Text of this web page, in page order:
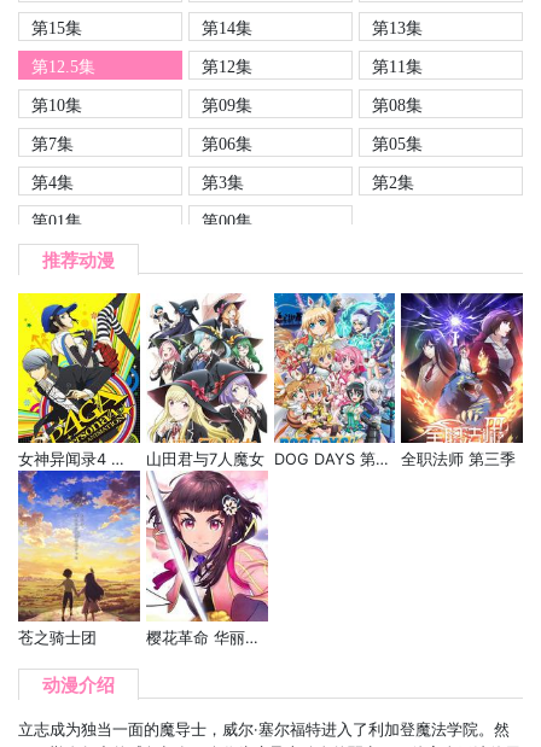
第15集
第14集
第13集
第12.5集
第12集
第11集
第10集
第09集
第08集
第7集
第06集
第05集
第4集
第3集
第2集
第01集
第00集
推荐动漫
女神异闻录4 黄金版 山田君与7人魔女 DOG DAYS 第三季 全职法师 第三季
苍之骑士团 樱花革命 华丽绽放的少女们
动漫介绍
立志成为独当一面的魔导士，威尔·塞尔福特进入了利加登魔法学院。然